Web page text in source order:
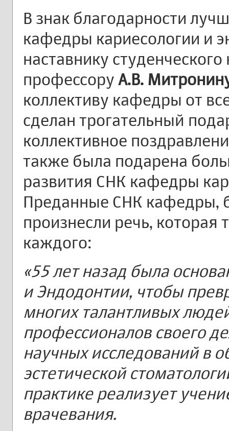
В знак благодарности
кафедры кариесологии и
наставнику
профессору А.В.
коллективу кафедры от
сделан трогательный
коллективное
также была подарена
развития СНК кафедры
Преданные СНК кафедры,
произнесли речь,
каждого:
«55 лет назад была
и Эндодонтии, чтобы
многих талантливых
профессионалов своего
научных исследований в
эстетической
практике реализует
врачевания.